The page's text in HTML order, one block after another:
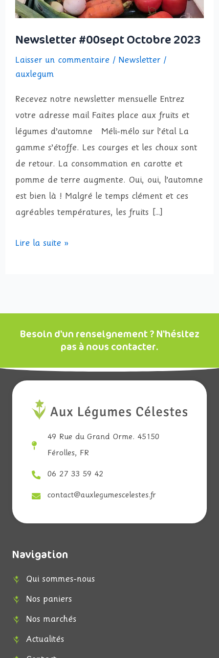
Newsletter #00sept Octobre 2023
Laisser un commentaire / Newsletter/
auxlegum
Recevez notre newsletter mensuelle Entrez
votre adresse mail Faites place aux fruits et
légumes d’automne Méli-mélo sur l’étal La
gamme s’étoffe. Les courges et les choux sont
de retour. La consommation en carotte et
pomme de terre augmente. Oui, oui, l’automne
est bien là ! Malgré le temps clément et ces
agréables températures, les fruits […]
Lire la suite »
Besoin d'un renseignement ? N'hésitez
pas à nous contacter.
49 Rue du Grand Orme. 45150
Férolles, FR
06 27 33 59 42
contact@auxlegumescelestes.fr
Navigation
Qui sommes-nous
Nos paniers
Nos marchés
Actualités